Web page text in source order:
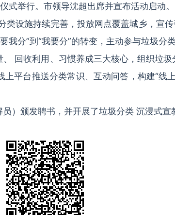
举行。市领导沈超出席并宣布活动启动。
设施持续完善，投放网点覆盖城乡，宣
分”到“我要分”的转变，主动参与垃圾分
回收利用、习惯养成三大核心，组织垃
平台推送分类常识、互动问答，构建“线
）颁发聘书，并开展了垃圾分类 沉浸式宣